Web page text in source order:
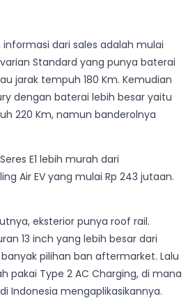
informasi dari sales adalah mulai
Standard yang punya baterai
jarak tempuh 180 Km. Kemudian
dengan baterai lebih besar yaitu
220 Km, namun banderolnya
E1 lebih murah dari
Air EV yang mulai Rp 243 jutaan.
eksterior punya roof rail.
13 inch yang lebih besar dari
banyak pilihan ban aftermarket. Lalu
pakai Type 2 AC Charging, di mana
Indonesia mengaplikasikannya.